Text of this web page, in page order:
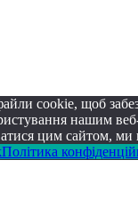
cookie, щоб
нашим
цим сайтом,
Політика